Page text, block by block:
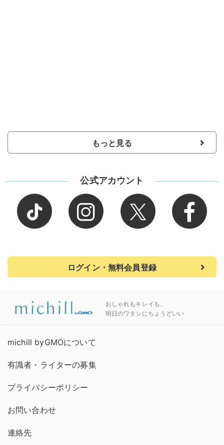
もっと見る
公式アカウント
ログイン・無料会員登録
おしゃれもキレイも、
明日のワタシにちょうどいい
michill byGMOについて
有識者・ライターの募集
プライバシーポリシー
お問い合わせ
連絡先